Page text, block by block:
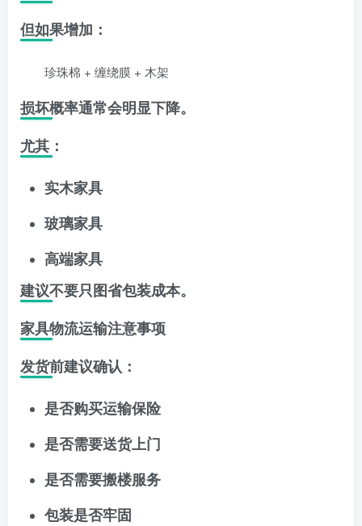
但如果增加：
珍珠棉 + 缠绕膜 + 木架
损坏概率通常会明显下降。
尤其：
实木家具
玻璃家具
高端家具
建议不要只图省包装成本。
家具物流运输注意事项
发货前建议确认：
是否购买运输保险
是否需要送货上门
是否需要搬楼服务
包装是否牢固